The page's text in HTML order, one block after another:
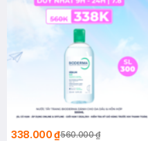
338.000 ₫560.000 ₫